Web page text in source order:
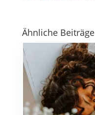
Ähnliche Beiträge